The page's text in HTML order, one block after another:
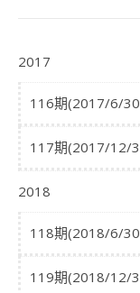
2017
116期(2017/6/
117期(2017/12/
2018
118期(2018/6/
119期(2018/12/